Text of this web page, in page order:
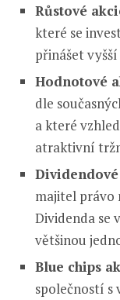
Růstové
které se
přinášet
Hodnotové
dle
a které
atraktivní
majitel právo
Dividenda se
většinou
Blue chips
společností s